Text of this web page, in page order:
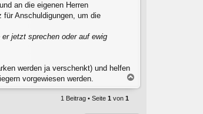
an die eigenen Herren
für Anschuldigungen, um die
jetzt sprechen oder auf ewig
werden ja verschenkt) und helfen
vorgewiesen werden.
a
1 Beitrag • Seite 1 von 1